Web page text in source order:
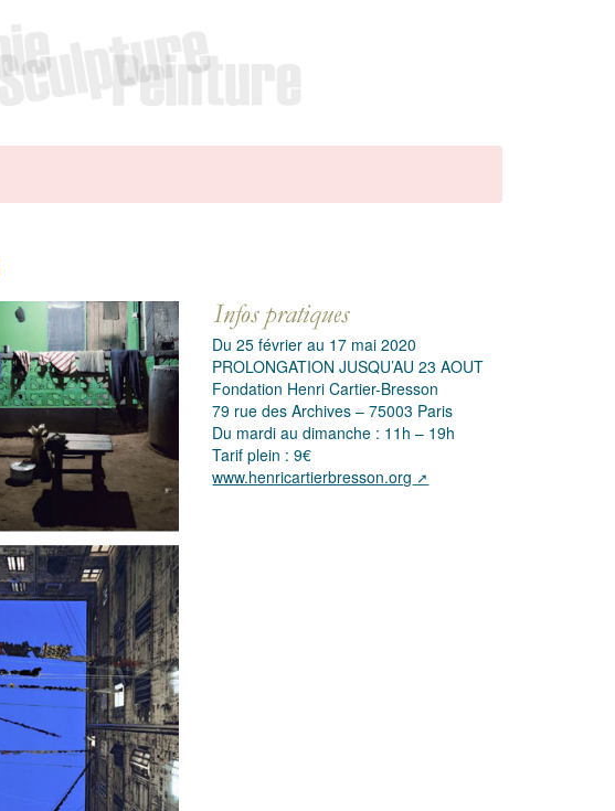
Du 25 février au 17 mai 2020
PROLONGATION JUSQU’AU 23 AOUT
Fondation Henri Cartier-Bresson
79 rue des Archives – 75003 Paris
Du mardi au dimanche : 11h – 19h
Tarif plein : 9€
www.henricartierbresson.org